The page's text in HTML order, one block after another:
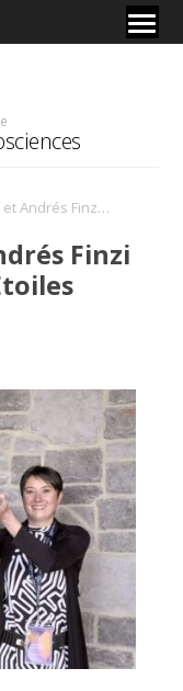
Marina Martinez et Andrés Finzi obtiennent le titre d’Étoiles Effervescence 2022
Finzi